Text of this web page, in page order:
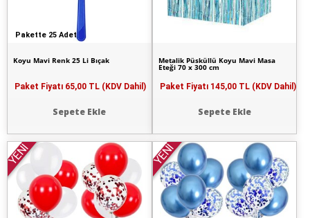
Pakette 25 Adet
Koyu Mavi Renk 25 Li Bıçak
Paket Fiyatı 65,00 TL (KDV Dahil)
Sepete Ekle
Metalik Püsküllü Koyu Mavi Masa
Eteği 70 x 300 cm
Paket Fiyatı 145,00 TL (KDV Dahil)
Sepete Ekle
YENİ YENİ